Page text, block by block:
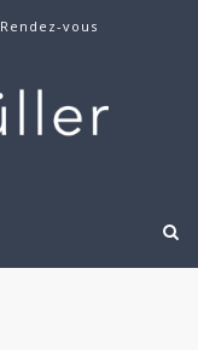
Rendez-vous